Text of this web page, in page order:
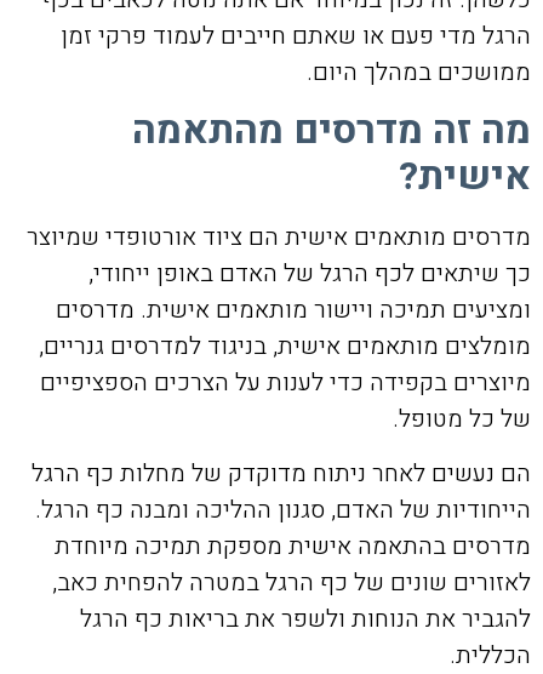
הרגל מדי פעם או שאתם חייבים לעמוד פרקי זמן
ממושכים במהלך היום.
מה זה מדרסים מהתאמה
אישית?
מדרסים מותאמים אישית הם ציוד אורטופדי שמיוצר
כך שיתאים לכף הרגל של האדם באופן ייחודי,
ומציעים תמיכה ויישור מותאמים אישית. מדרסים
מומלצים מותאמים אישית, בניגוד למדרסים גנריים,
מיוצרים בקפידה כדי לענות על הצרכים הספציפיים
של כל מטופל.
הם נעשים לאחר ניתוח מדוקדק של מחלות כף הרגל
הייחודיות של האדם, סגנון ההליכה ומבנה כף הרגל.
מדרסים בהתאמה אישית מספקת תמיכה מיוחדת
לאזורים שונים של כף הרגל במטרה להפחית כאב,
להגביר את הנוחות ולשפר את בריאות כף הרגל
הכללית.